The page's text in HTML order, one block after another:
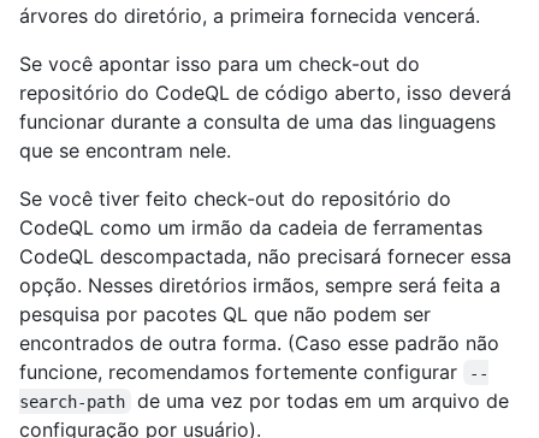
árvores do diretório, a primeira fornecida vencerá.
Se você apontar isso para um check-out do
repositório do CodeQL de código aberto, isso deverá
funcionar durante a consulta de uma das linguagens
que se encontram nele.
Se você tiver feito check-out do repositório do
CodeQL como um irmão da cadeia de ferramentas
CodeQL descompactada, não precisará fornecer essa
opção. Nesses diretórios irmãos, sempre será feita a
pesquisa por pacotes QL que não podem ser
encontrados de outra forma. (Caso esse padrão não
funcione, recomendamos fortemente configurar
--
search-path
de uma vez por todas em um arquivo de
configuração por usuário).